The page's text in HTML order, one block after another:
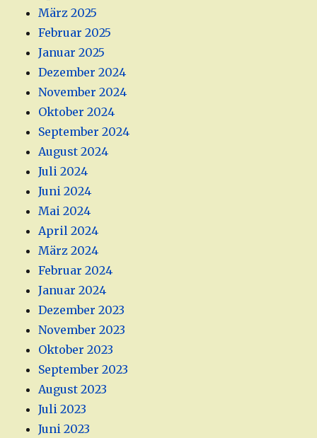
März 2025
Februar 2025
Januar 2025
Dezember 2024
November 2024
Oktober 2024
September 2024
August 2024
Juli 2024
Juni 2024
Mai 2024
April 2024
März 2024
Februar 2024
Januar 2024
Dezember 2023
November 2023
Oktober 2023
September 2023
August 2023
Juli 2023
Juni 2023